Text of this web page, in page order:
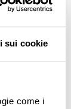
sui cookie
come i